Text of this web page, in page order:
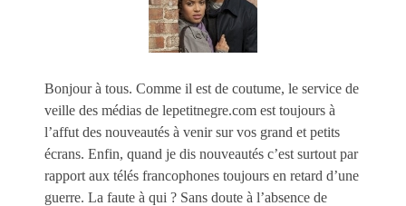
Bonjour à tous. Comme il est de coutume, le service de
veille des médias de lepetitnegre.com est toujours à
l’affut des nouveautés à venir sur vos grand et petits
écrans. Enfin, quand je dis nouveautés c’est surtout par
rapport aux télés francophones toujours en retard d’une
guerre. La faute à qui ? Sans doute à l’absence de